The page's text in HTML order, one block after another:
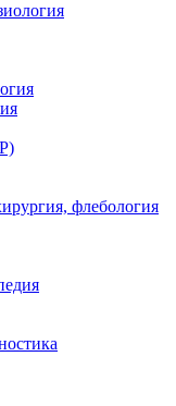
флебология